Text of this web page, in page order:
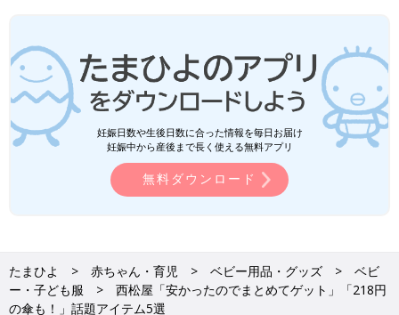
妊娠日数や生後日数に合った情報を毎日お届け
妊娠中から産後まで長く使える無料アプリ
無料ダウンロード
たまひよ 赤ちゃん・育児 ベビー用品・グッズ
ベビ
ー・子ども服
西松屋「安かったのでまとめてゲット」「218円
の傘も！」話題アイテム5選